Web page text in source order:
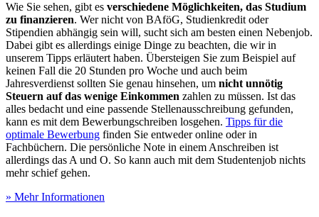
Wie Sie sehen, gibt es verschiedene Möglichkeiten, das Studium
zu finanzieren. Wer nicht von BAföG, Studienkredit oder
Stipendien abhängig sein will, sucht sich am besten einen Nebenjob.
Dabei gibt es allerdings einige Dinge zu beachten, die wir in
unserem Tipps erläutert haben. Übersteigen Sie zum Beispiel auf
keinen Fall die 20 Stunden pro Woche und auch beim
Jahresverdienst sollten Sie genau hinsehen, um nicht unnötig
Steuern auf das wenige Einkommen zahlen zu müssen. Ist das
alles bedacht und eine passende Stellenausschreibung gefunden,
kann es mit dem Bewerbungschreiben losgehen. Tipps für die
optimale Bewerbung finden Sie entweder online oder in
Fachbüchern. Die persönliche Note in einem Anschreiben ist
allerdings das A und O. So kann auch mit dem Studentenjob nichts
mehr schief gehen.
» Mehr Informationen